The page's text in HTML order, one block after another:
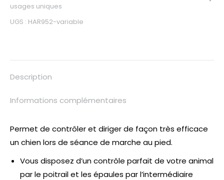
usages uniques
UGS : HAR952-variable
Description
Informations complémentaires
Permet de contrôler et diriger de façon très efficace
un chien lors de séance de marche au pied.
Vous disposez d’un contrôle parfait de votre animal
par le poitrail et les épaules par l’intermédiaire